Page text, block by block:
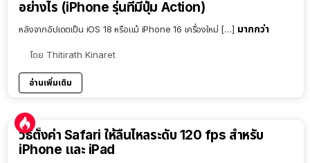
อย่างไร (iPhone รุ่นที่มีปุ่ม Action)
หลังจากอัปเดตเป็น iOS 18 หรือแม้ iPhone 16 เครื่องใหม่ […] มากกว่า
โดย Thitirath Kinaret
อ่านเพิ่มเติม
วิธีตั้งค่า Safari ให้ลื่นไหลระดับ 120 fps สำหรับ
iPhone และ iPad